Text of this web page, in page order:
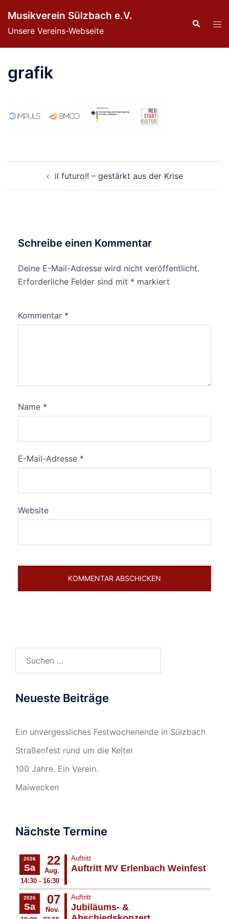
Inhalt
springen
Musikverein Sülzbach e.V.
Unsere Vereins-Webseite
Suche
grafik
il futuro!! – gestärkt aus der Krise
Schreibe einen Kommentar
Deine E-Mail-Adresse wird nicht veröffentlicht.
Erforderliche Felder sind mit * markiert
Kommentar *
Name *
E-Mail-Adresse *
Website
Neueste Beiträge
Ein unvergessliches Festwochenende in Sülzbach
Straßenfest rund um die Kelter
100 Jahre. Ein Verein.
Maiwecken
Nächste Termine